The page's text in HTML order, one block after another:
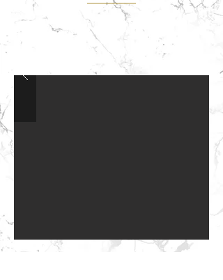
"Fotos solo referenciales, leer
descripción"